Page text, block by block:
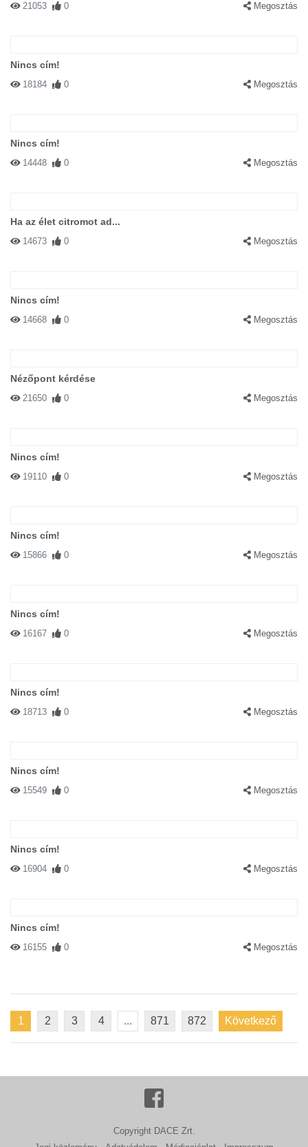
21053 0 Megosztás
Nincs cím!
18184 0 Megosztás
Nincs cím!
14448 0 Megosztás
Ha az élet citromot ad...
14673 0 Megosztás
Nincs cím!
14668 0 Megosztás
Nézőpont kérdése
21650 0 Megosztás
Nincs cím!
19110 0 Megosztás
Nincs cím!
15866 0 Megosztás
Nincs cím!
16167 0 Megosztás
Nincs cím!
18713 0 Megosztás
Nincs cím!
15549 0 Megosztás
Nincs cím!
16904 0 Megosztás
Nincs cím!
16155 0 Megosztás
1 2 3 4 ... 871 872 Következő
Copyright DACE Zrt.